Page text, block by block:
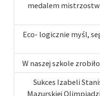
medalem
Eco- logicznie myśl,
W naszej szkole
Sukces Izabeli
Mazurskiej